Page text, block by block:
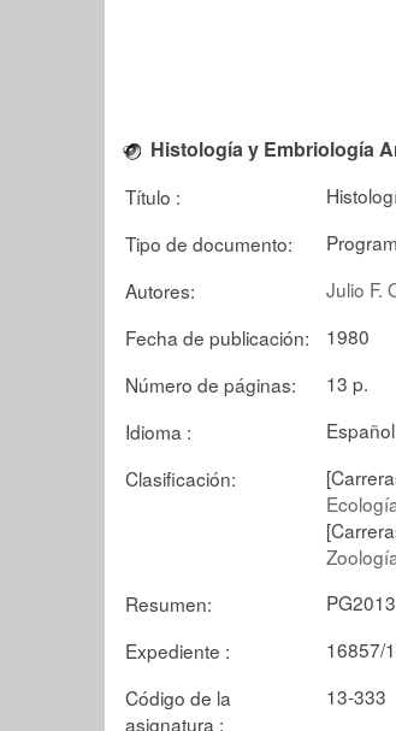
Histología y Embriología
Título :
Tipo de documento:
Autores:
Julio F.
Fecha de publicación:
1980
Número de páginas:
13 p.
Idioma :
Clasificación:
Resumen:
Expediente :
16857/
Código de la
asignatura :
13-333